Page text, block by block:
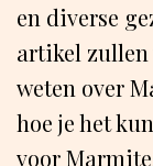
en diverse
artikel zullen
weten over
hoe je het
voor